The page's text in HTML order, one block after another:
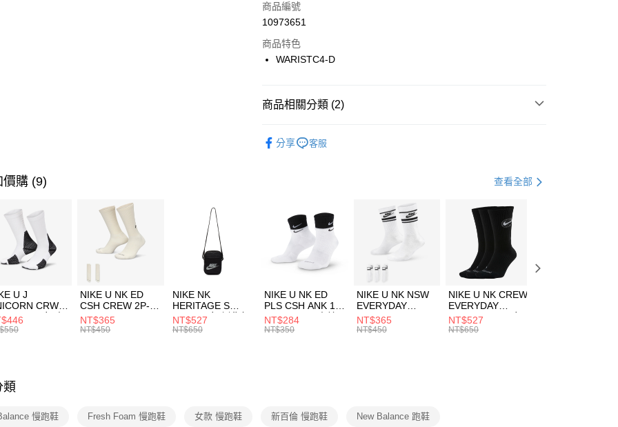
合作金庫商業銀行
華南商業銀行
上海商業儲蓄銀行
國泰世華商業銀行
聯邦商業銀行
台新國際商業銀行
LINE Pay
Apple Pay
【關於「AFTEE先享後付」】
３．安心：先確認商品／服務後，再付款。
【「AFTEE先享後付」結帳流程】
１．於結帳方式選擇「AFTEE先享後付」後，將跳轉至「AFTEE先享後
付」結帳頁面，進行簡訊認證並確認金額後，即可完成結帳。
２．訂單成立數日內，您將收到繳費通知簡訊。
３．收到繳費通知簡訊後14天內，點擊此簡訊中的連結，可透過四大超商
／ATM／網路銀行／等多元方式進行付款，方視為交易完成。
※ 請注意：結帳手續完成當下不需立刻繳費，但若您需要取消訂單，請聯
絡購買商品的店家。未經商家同意取消之訂單仍視為有效，需透過AFTEE
先享後付繳納相關費用。
１．透過由恩沛科技股份有限公司提供之「AFTEE先享後付」服務完成之
交易，需依本服務之必要範圍內提供個人資料，並將交易相關給付款項請
每筆NT$100，滿NT$1,500(含以上)免運費
每筆NT$100，滿NT$1,500(含以上)免運費
商品編號
10973651
商品特色
WARISTC4-D
商品相關分類 (2)
分享 客服
價購 (9) 查看全部
U J
CRW
-160 男女 中
FZ3393100
NIKE U NK ED
CSH CREW 2P-
144 EMBRDY 男
女 短統襪
NT$365
NT$450
NIKE NK
HERITAGE S
SMIT 男女 側背包
BA5871010
NT$527
NT$650
NIKE U NK ED
PLS CSH ANK 1P
144 DBL 男 中統
襪 DH4058104
NT$284
NT$350
NIKE U NK NSW
EVERYDAY
ESSENTIAL CR
男女 短統襪
NT$365
NT$450
NIKE U NK CREW
EVERYDAY
BBALL 3PR 男女
長統襪
NT$527
NT$650
類
慢跑鞋 Fresh Foam 慢跑鞋 女款 慢跑鞋 新百倫 慢跑鞋 New Balance 跑鞋